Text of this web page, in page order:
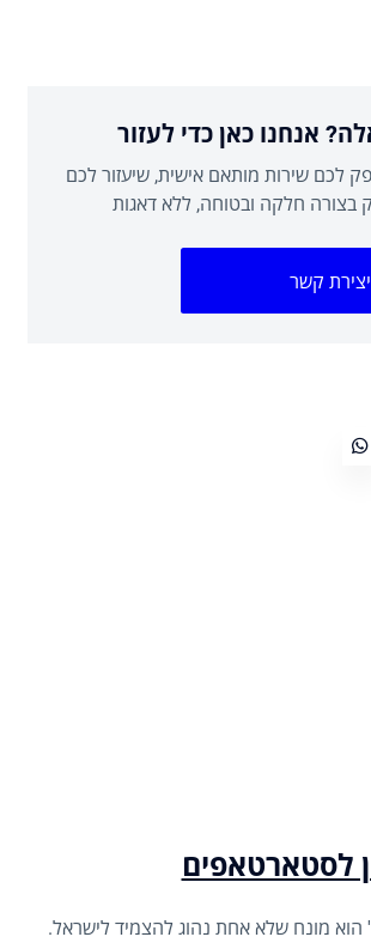
אנחנו כאן כדי לעזור
לכם שירות מותאם אישית, שיעזור לכם
חלקה ובטוחה, ללא דאגות
יצירת קשר
לסטארטאפים
מונח שלא אחת נהוג להצמיד לישראל.